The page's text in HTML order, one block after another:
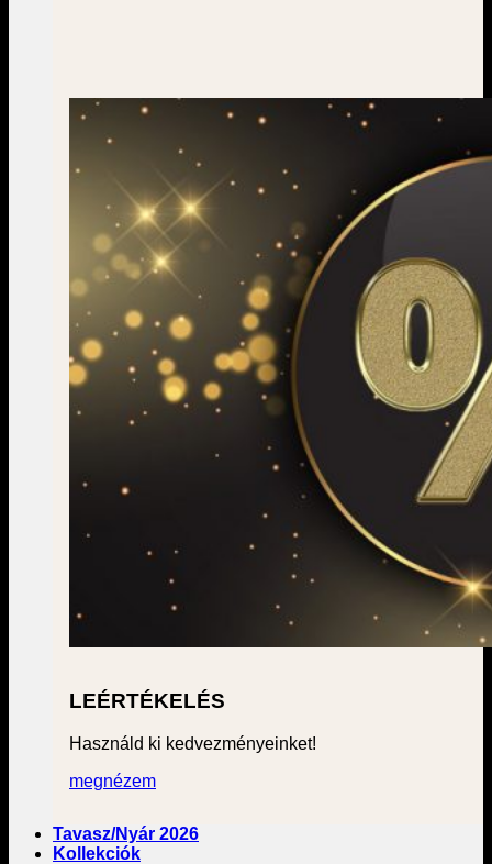
LEÉRTÉKELÉS
Használd ki kedvezményeinket!
megnézem
Tavasz/Nyár 2026
Kollekciók